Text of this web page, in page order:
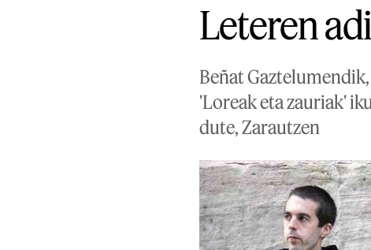
Leteren
Beñat
'Loreak eta zauriak'
dute, Zarautzen